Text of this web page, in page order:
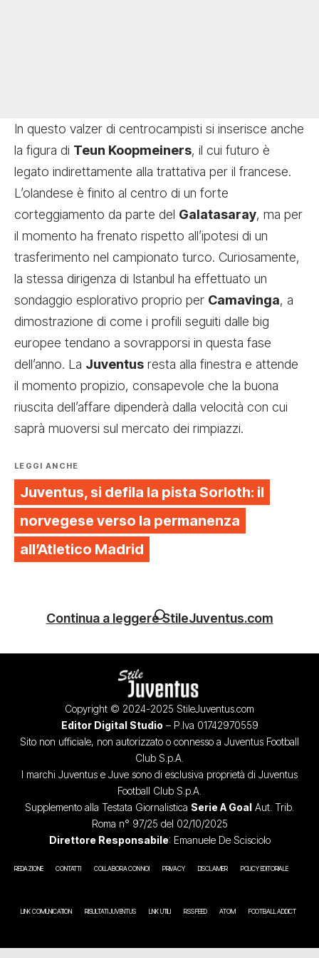
In questo valzer di centrocampisti si inserisce anche
la figura di Teun Koopmeiners, il cui futuro è
legato indirettamente alla trattativa per il francese.
L’olandese è finito al centro di un forte
corteggiamento da parte del Galatasaray, ma per
il momento ha frenato rispetto all’ipotesi di un
trasferimento nel campionato turco. Curiosamente,
la stessa dirigenza di Istanbul ha effettuato un
sondaggio esplorativo proprio per Camavinga, a
dimostrazione di come i profili seguiti dalle big
europee tendano a sovrapporsi in questa fase
dell’anno. La Juventus resta alla finestra e attende
il momento propizio, consapevole che la buona
riuscita dell’affare dipenderà dalla velocità con cui
saprà muoversi sul mercato dei rimpiazzi.
LEGGI ANCHE
Juventus, si defila la pista Sorloth: il
norvegese verso la permanenza
all’Atletico Madrid
Continua a leggere StileJuventus.com
Copyright © 2024-2025 StileJuventus.com
Editor Digital Studio – P.Iva 01742970559
Sito non ufficiale, non autorizzato o connesso a Juventus Football
Club S.p.A.
I marchi Juventus e Juve sono di esclusiva proprietà di Juventus
Football Club S.p.A.
Supplemento alla Testata Giornalistica Serie A Goal Aut. Trib.
Roma n° 97/25 del 02/10/2025
Direttore Responsabile: Emanuele De Scisciolo
REDAZIONE CONTATTI COLLABORA CON NOI PRIVACY DISCLAIMER POLICY EDITORIALE
LINK COMUNICATION RISULTATI JUVENTUS LINK UTILI RSS FEED ATOM FOOTBALL ADDICT